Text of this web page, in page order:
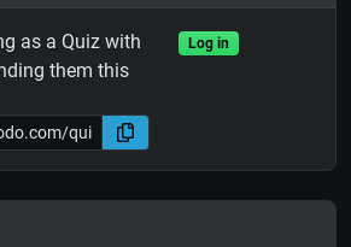
as a Quiz with
them this
Log in